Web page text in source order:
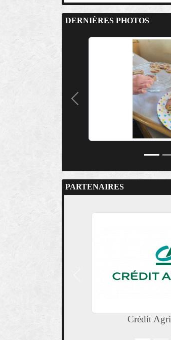
DERNIÈRES PHOTOS
Précedent
PARTENAIRES
Crédit